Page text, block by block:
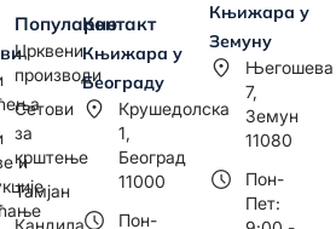
и
Популарно
Црквени
производи
Сетови
за
крштење
Тамјан
Контакт
Књижара у
Београду
Крушедолска
1,
Београд
11000
Пон-
Књижара у
Земуну
Његошева
7,
Земун
11080
Пон-
Пет: